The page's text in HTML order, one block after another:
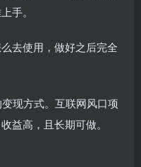
手。
去使用，做好之后完全
现方式。互联网风口项
益高，且长期可做。